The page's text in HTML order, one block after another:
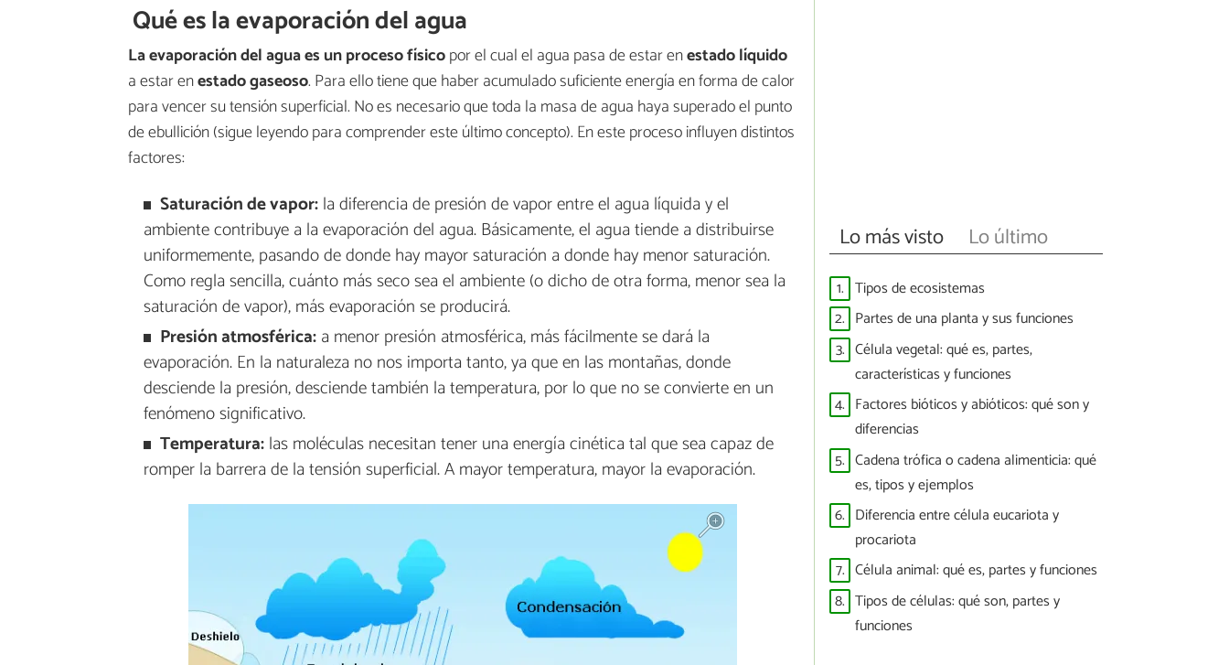
Qué es la evaporación del agua
La evaporación del agua es un proceso físicopor el cual el agua pasa de estar enestado líquido
a estar enestado gaseoso. Para ello tiene que haber acumulado suficiente energía en forma de calor
para vencer su tensión superficial. No es necesario que toda la masa de agua haya superado el punto
de ebullición (sigue leyendo para comprender este último concepto). En este proceso influyen distintos
factores:
Saturación de vapor:la diferencia de presión de vapor entre el agua líquida y el
ambiente contribuye a la evaporación del agua. Básicamente, el agua tiende a distribuirse
uniformemente, pasando de donde hay mayor saturación a donde hay menor saturación.
Como regla sencilla, cuánto más seco sea el ambiente (o dicho de otra forma, menor sea la
saturación de vapor), más evaporación se producirá.
Presión atmosférica:a menor presión atmosférica, más fácilmente se dará la
evaporación. En la naturaleza no nos importa tanto, ya que en las montañas, donde
desciende la presión, desciende también la temperatura, por lo que no se convierte en un
fenómeno significativo.
Temperatura:las moléculas necesitan tener una energía cinética tal que sea capaz de
romper la barrera de la tensión superficial. A mayor temperatura, mayor la evaporación.
Lo más visto Lo último
1. Tipos de ecosistemas
2. Partes de una planta y sus funciones
3. Célula vegetal: qué es, partes,
características y funciones
4. Factores bióticos y abióticos: qué son y
diferencias
5. Cadena trófica o cadena alimenticia: qué
es, tipos y ejemplos
6. Diferencia entre célula eucariota y
procariota
7. Célula animal: qué es, partes y funciones
8. Tipos de células: qué son, partes y
funciones